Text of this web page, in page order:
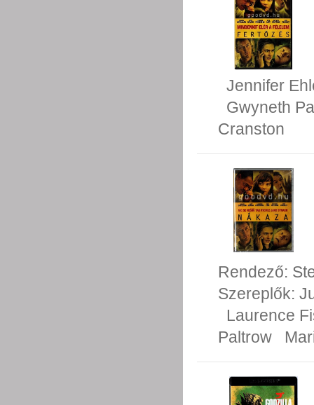
Jennifer
Gwyneth
Cranston
Rendező:
Szereplők:
Laurence
Paltrow